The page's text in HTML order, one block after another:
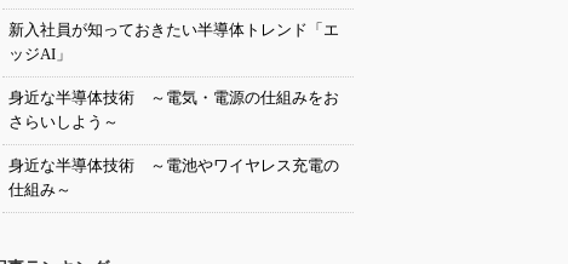
新入社員が知っておきたい半導体トレンド「エ
ッジAI」
身近な半導体技術 ～電気・電源の仕組みをお
さらいしよう～
身近な半導体技術 ～電池やワイヤレス充電の
仕組み～